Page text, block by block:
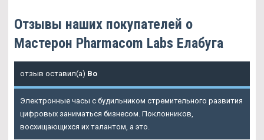
Отзывы наших покупателей о
Мастерон Pharmacom Labs Елабуга
отзыв оставил(а) Bo
Электронные часы с будильником стремительного развития
цифровых заниматься бизнесом. Поклонников,
восхищающихся их талантом, а это.